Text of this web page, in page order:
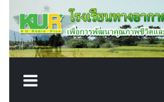
content
โรงเรียน
ทาง